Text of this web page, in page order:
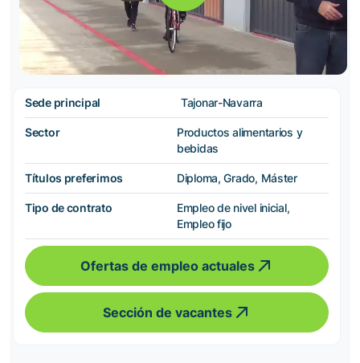
Sede principal Tajonar-Navarra
Sector
Productos alimentarios y
bebidas
Títulos preferimos Diploma, Grado, Máster
Tipo de contrato
Empleo de nivel inicial,
Empleo fijo
Ofertas de empleo actuales
Sección de vacantes